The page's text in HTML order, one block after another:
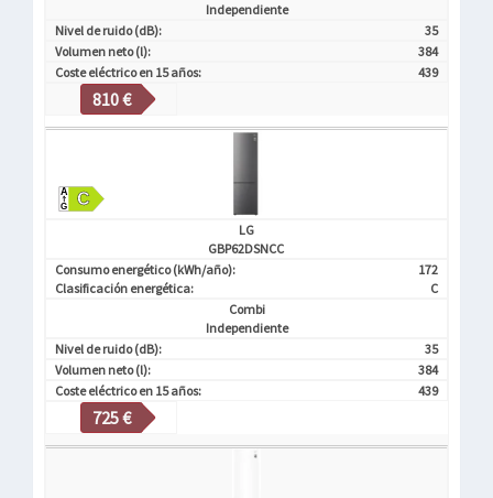
Independiente
Nivel de ruido (dB):
35
Volumen neto (l):
384
Coste eléctrico en 15 años:
439
810 €
LG
GBP62DSNCC
Consumo energético (kWh/año):
172
Clasificación energética:
C
Combi
Independiente
Nivel de ruido (dB):
35
Volumen neto (l):
384
Coste eléctrico en 15 años:
439
725 €